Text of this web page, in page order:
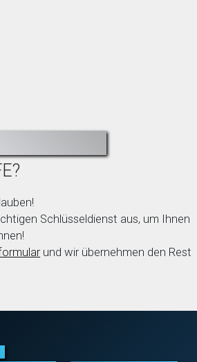
Schlüsseldienst aus, um Ihnen
und wir übernehmen den Rest